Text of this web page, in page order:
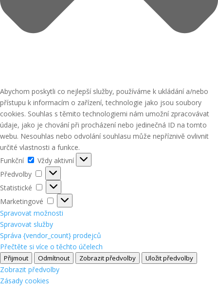
Abychom poskytli co nejlepší služby, používáme k ukládání a/nebo
přístupu k informacím o zařízení, technologie jako jsou soubory
cookies. Souhlas s těmito technologiemi nám umožní zpracovávat
údaje, jako je chování při procházení nebo jedinečná ID na tomto
webu. Nesouhlas nebo odvolání souhlasu může nepříznivě ovlivnit
určité vlastnosti a funkce.
Funkční
Funkční
Vždy aktivní
Předvolby
Předvolby
Statistické
Statistické
Marketingové
Marketingové
Spravovat možnosti
Spravovat služby
Správa {vendor_count} prodejců
Přečtěte si více o těchto účelech
Přijmout Odmítnout Zobrazit předvolby Uložit předvolby
Zobrazit předvolby
Zásady cookies